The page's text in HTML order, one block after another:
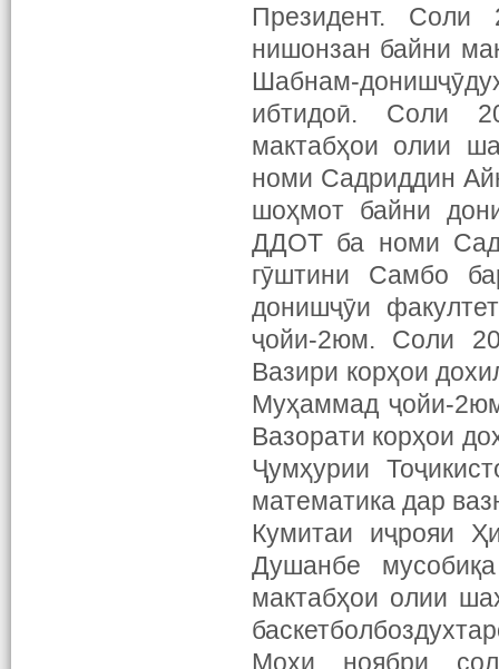
Президент. Соли
нишонзан байни
Шабнам-
ибтидоӣ. Соли
мактабҳои олии
номи Садриддин
шоҳмот байни
ДДОТ ба номи
гӯштини Самбо
донишҷӯи
ҷойи-2юм. Соли
Вазири корҳои
Муҳаммад ҷойи-
Вазорати корҳои
Ҷумҳурии
математика дар
Кумитаи иҷрояи
Душанбе
мактабҳои олии
Моҳи ноябри